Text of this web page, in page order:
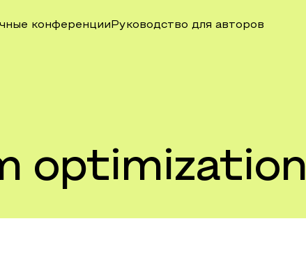
конференции Руководство для авторов
optimization